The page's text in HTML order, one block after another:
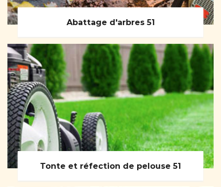
Abattage d'arbres 51
Tonte et réfection de pelouse 51